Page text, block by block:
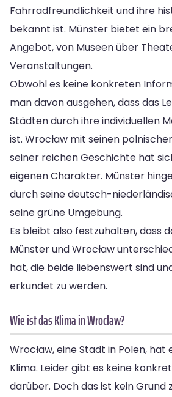
Fahrradfreundlichkeit und ihre
bekannt ist. Münster bietet ein
Angebot, von Museen über
Veranstaltungen.
Obwohl es keine konkreten
man davon ausgehen, dass das
Städten durch ihre individuellen
ist. Wrocław mit seinen
seiner reichen Geschichte hat
eigenen Charakter. Münster
durch seine deutsch-
seine grüne Umgebung.
Es bleibt also festzuhalten, dass
Münster und Wrocław
hat, die beide liebenswert sind
erkundet zu werden.
Wie ist das Klima in Wrocław?
Wrocław, eine Stadt in Polen,
Klima. Leider gibt es keine
darüber. Doch das ist kein Grund